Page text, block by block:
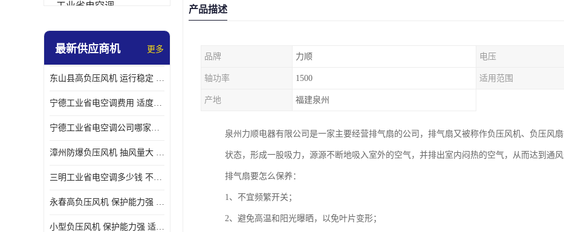
工业省电空调
工业大吊扇
最新供应商机 更多
东山县高负压风机 运行稳定 耐高温 防腐蚀
宁德工业省电空调费用 适度较高 节省占用空间
宁德工业省电空调公司哪家好 适度较高 结构紧凑 美观
漳州防爆负压风机 抽风量大 通风降温效果好
三明工业省电空调多少钱 不受管长限制 保持空气湿润
永春高负压风机 保护能力强 体积大 风道大
小型负压风机 保护能力强 适用面积广
产品描述
品牌 力顺 电压
轴功率 1500 适用范围
产地 福建泉州
泉州力顺电器有限公司是一家主要经营排气扇的公司，排气扇又被称作负压风机、负压风
状态，形成一股吸力，源源不断地吸入室外的空气，并排出室内闷热的空气，从而达到通风
排气扇要怎么保养：
1、不宜频繁开关；
2、避免高温和阳光曝晒，以免叶片变形；